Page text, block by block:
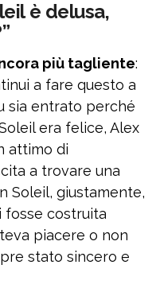
è delusa,
più tagliente:
a fare questo a
sia entrato perché
era felice, Alex
attimo di
a trovare una
Soleil, giustamente,
fosse costruita
piacere o non
stato sincero e